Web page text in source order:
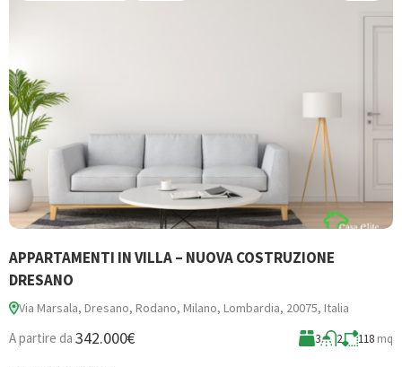
APPARTAMENTI IN VILLA – NUOVA COSTRUZIONE
DRESANO
Via Marsala, Dresano, Rodano, Milano, Lombardia, 20075, Italia
A partire da 342.000€ 3 2 118 mq